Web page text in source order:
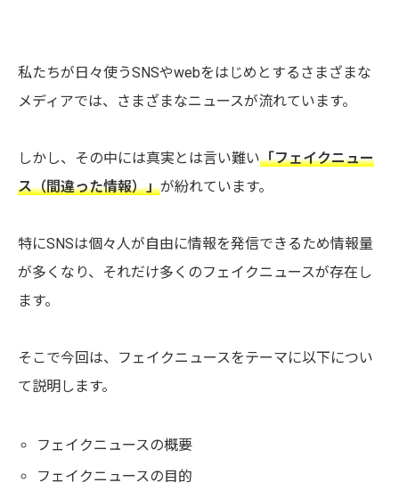
私たちが日々使うSNSやwebをはじめとするさまざまな
メディアでは、さまざまなニュースが流れています。
しかし、その中には真実とは言い難い「フェイクニュー
ス（間違った情報）」が紛れています。
特にSNSは個々人が自由に情報を発信できるため情報量
が多くなり、それだけ多くのフェイクニュースが存在し
ます。
そこで今回は、フェイクニュースをテーマに以下につい
て説明します。
フェイクニュースの概要
フェイクニュースの目的